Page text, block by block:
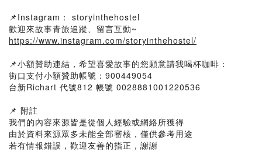
📌Instagram： storyinthehostel
歡迎來故事青旅追蹤、留言互動~
https://www.instagram.com/storyinthehostel/
📌小額贊助連結，希望喜愛故事的您願意請我喝杯咖啡：
街口支付小額贊助帳號：900449054
台新Richart 代號812 帳號 0028881001220536
📌 附註
我們的內容來源皆是從個人經驗或網絡所獲得
由於資料來源眾多未能全部審核，僅供參考用途
若有情報錯誤，歡迎友善的指正，謝謝